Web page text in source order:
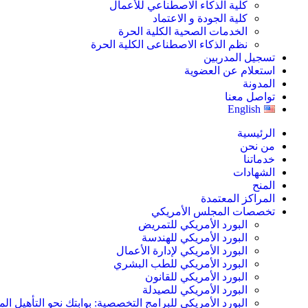
كلية الذكاء الاصطناعي للأعمال
كلية الجودة و الاعتماد
الخدمات الصحية الكلية الحرة
نظم الذكاء الاصطناعى الكلية الحرة
تسجيل المدربين
استعلام عن العضوية
المدونة
تواصل معنا
English
الرئيسية
من نحن
خدماتنا
الشهادات
المنح
المراكز المعتمدة
تخصصات المجلس الأمريكي
البورد الأمريكي للتمريض
البورد الأمريكي للهندسة
البورد الأمريكي لإدارة الأعمال
البورد الأمريكي للطب البشري
البورد الأمريكي للقانون
البورد الأمريكي للصيدلة
البورد الأمريكي للبرامج التخصصية: بوابتك نحو التأهيل